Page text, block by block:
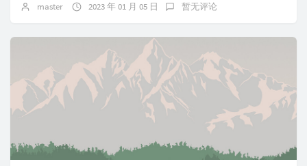
master 2023 年 01 月 05 日 暂无评论